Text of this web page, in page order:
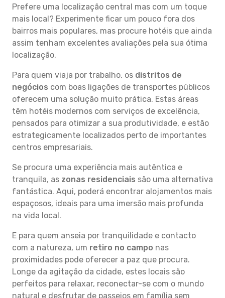
Prefere uma localização central mas com um toque
mais local? Experimente ficar um pouco fora dos
bairros mais populares, mas procure hotéis que ainda
assim tenham excelentes avaliações pela sua ótima
localização.
Para quem viaja por trabalho, os distritos de
negócios com boas ligações de transportes públicos
oferecem uma solução muito prática. Estas áreas
têm hotéis modernos com serviços de excelência,
pensados para otimizar a sua produtividade, e estão
estrategicamente localizados perto de importantes
centros empresariais.
Se procura uma experiência mais autêntica e
tranquila, as zonas residenciais são uma alternativa
fantástica. Aqui, poderá encontrar alojamentos mais
espaçosos, ideais para uma imersão mais profunda
na vida local.
E para quem anseia por tranquilidade e contacto
com a natureza, um retiro no campo nas
proximidades pode oferecer a paz que procura.
Longe da agitação da cidade, estes locais são
perfeitos para relaxar, reconectar-se com o mundo
natural e desfrutar de passeios em família sem